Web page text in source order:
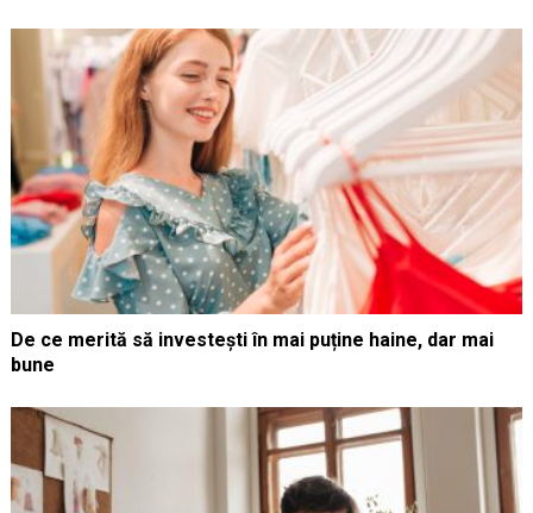
De ce merită să investești în mai puține haine, dar mai
bune